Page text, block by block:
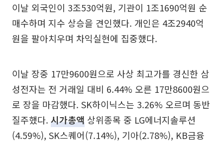
이날 외국인이 3조530억원, 기관이 1조1690억원 순
매수하며 지수 상승을 견인했다. 개인은 4조2940억
원을 팔아치우며 차익실현에 집중했다.
이날 장중 17만9600원으로 사상 최고가를 경신한 삼
성전자는 전 거래일 대비 6.44% 오른 17만8600원으
로 장을 마감했다. SK하이닉스는 3.26% 오르며 동반
질주했다. 시가총액 상위종목 중 LG에너지솔루션
(4.59%), SK스퀘어(7.14%), 기아(2.78%), KB금융